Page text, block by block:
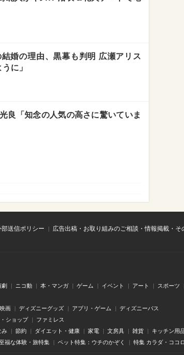
婚の理由、黒幕も判明 広瀬アリス
に」
良「知念の人気の高さに驚いていま
部送信ポリシー
広告出稿・お取り組みのご相談・情報掲載・そ
劇 ニコ動 本・マンガ ゲーム イベント アート スポーツ
画 ディズニーグッズ アプリ・ゲーム ディズニーパス
ショップ ファミレス
み 節約 ダイエット・健康 家電 文房具 雑貨 キッチン用
福な体験・旅特集 ペット特集：ウチのかぞく 特集 カラダ・ココ